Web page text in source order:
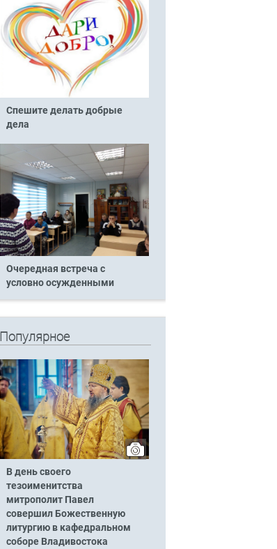
Спешите делать добрые
дела
Очередная встреча с
условно осужденными
Популярное
В день своего
тезоименитства
митрополит Павел
совершил Божественную
литургию в кафедральном
соборе Владивостока